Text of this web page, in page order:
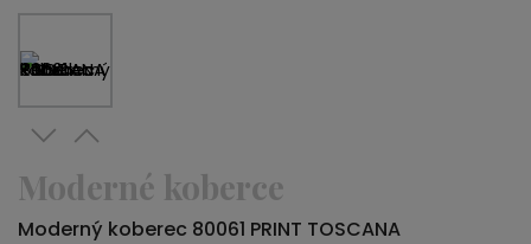
Moderné koberce
Moderný koberec 80061 PRINT TOSCANA